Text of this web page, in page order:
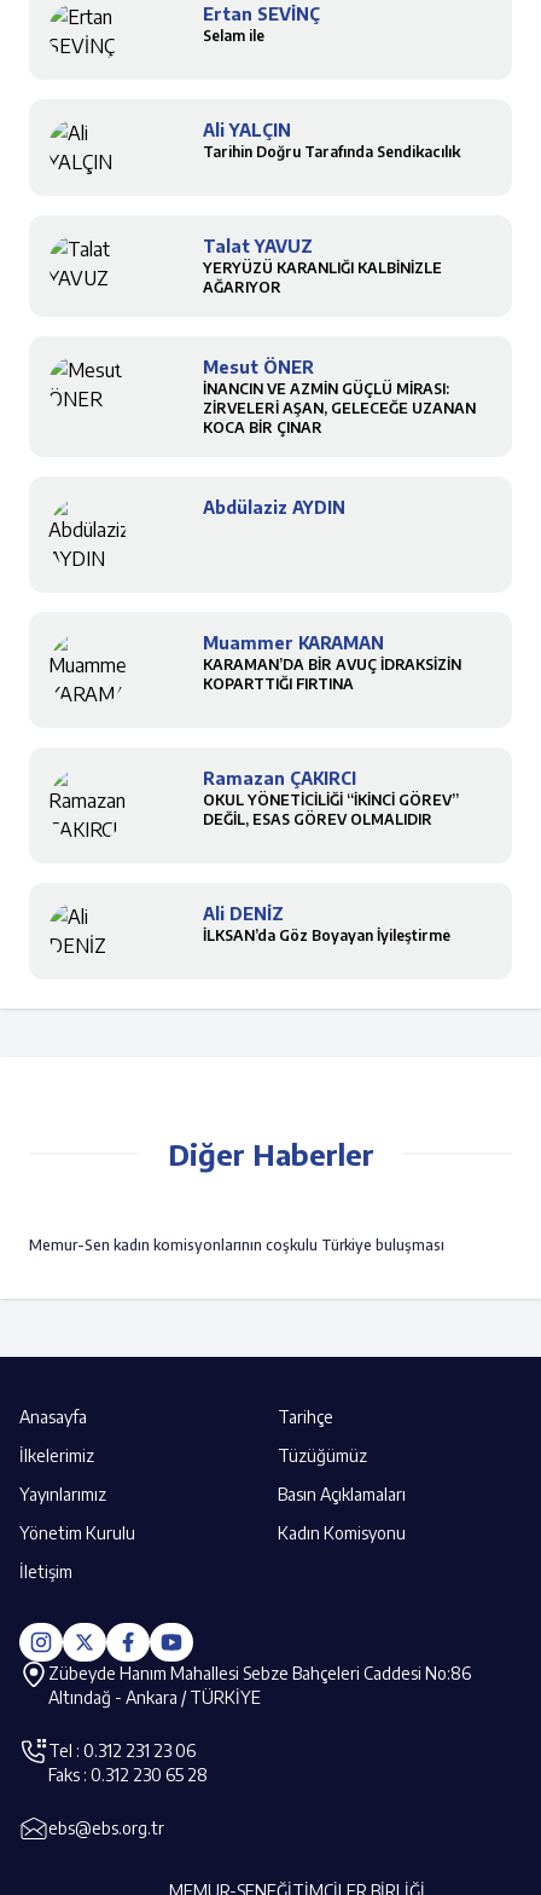
Ertan SEVİNÇ
Selam ile
Ali YALÇIN
Tarihin Doğru Tarafında Sendikacılık
Talat YAVUZ
YERYÜZÜ KARANLIĞI KALBİNİZLE
AĞARIYOR
Mesut ÖNER
İNANCIN VE AZMİN GÜÇLÜ MİRASI:
ZİRVELERİ AŞAN, GELECEĞE UZANAN
KOCA BİR ÇINAR
Abdülaziz AYDIN
Muammer KARAMAN
KARAMAN’DA BİR AVUÇ İDRAKSİZİN
KOPARTTIĞI FIRTINA
Ramazan ÇAKIRCI
OKUL YÖNETİCİLİĞİ “İKİNCİ GÖREV”
DEĞİL, ESAS GÖREV OLMALIDIR
Ali DENİZ
İLKSAN’da Göz Boyayan İyileştirme
Diğer Haberler
Memur-Sen kadın komisyonlarının coşkulu Türkiye buluşması
Anasayfa
Tarihçe
İlkelerimiz
Tüzüğümüz
Yayınlarımız
Basın Açıklamaları
Yönetim Kurulu
Kadın Komisyonu
İletişim
Zübeyde Hanım Mahallesi Sebze Bahçeleri Caddesi No:86
Altındağ - Ankara / TÜRKİYE
Tel : 0.312 231 23 06
Faks : 0.312 230 65 28
ebs@ebs.org.tr